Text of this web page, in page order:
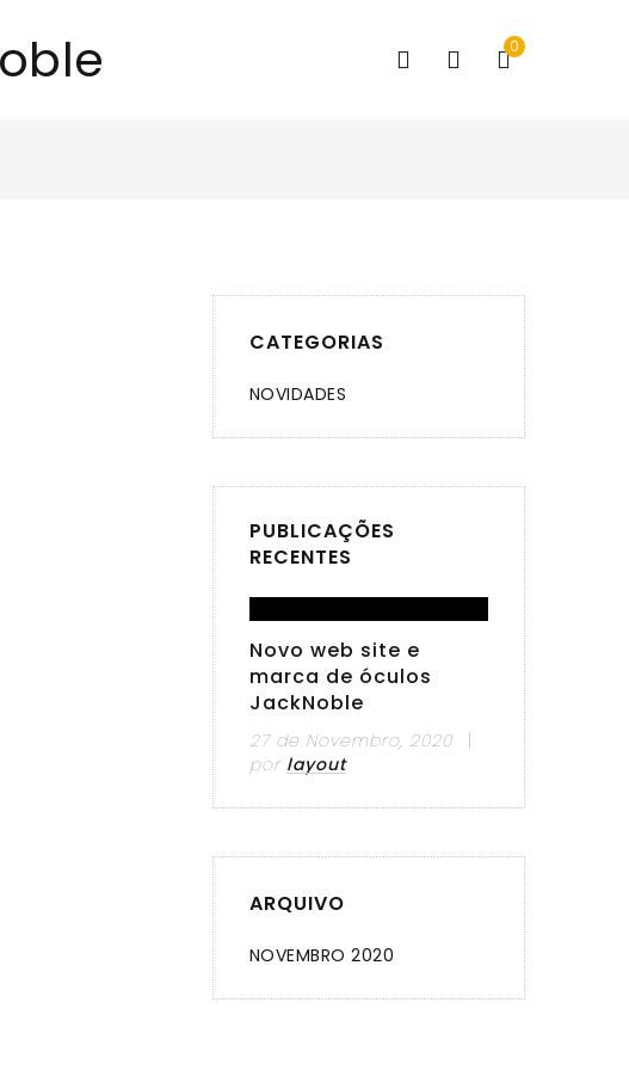
0
CATEGORIAS
NOVIDADES
PUBLICAÇÕES
RECENTES
Novo web site e
marca de óculos
JackNoble
27 de Novembro, 2020
por layout
ARQUIVO
NOVEMBRO 2020